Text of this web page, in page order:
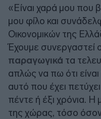
«Είναι χαρά μου που
μου φίλο και
Οικονομικών της
Έχουμε συνεργαστεί
παραγωγικά τα
απλώς να πω ότι
αυτό που έχει
πέντε ή έξι χρόνια.
της χώρας, τόσο όσον